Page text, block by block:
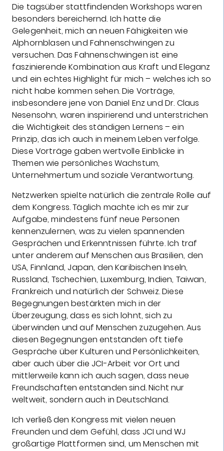
Die tagsüber stattfindenden Workshops waren
besonders bereichernd. Ich hatte die
Gelegenheit, mich an neuen Fähigkeiten wie
Alphornblasen und Fahnenschwingen zu
versuchen. Das Fahnenschwingen ist eine
faszinierende Kombination aus Kraft und Eleganz
und ein echtes Highlight für mich – welches ich so
nicht habe kommen sehen. Die Vorträge,
insbesondere jene von Daniel Enz und Dr. Claus
Nesensohn, waren inspirierend und unterstrichen
die Wichtigkeit des ständigen Lernens – ein
Prinzip, das ich auch in meinem Leben verfolge.
Diese Vorträge gaben wertvolle Einblicke in
Themen wie persönliches Wachstum,
Unternehmertum und soziale Verantwortung.
Netzwerken spielte natürlich die zentrale Rolle auf
dem Kongress. Täglich machte ich es mir zur
Aufgabe, mindestens fünf neue Personen
kennenzulernen, was zu vielen spannenden
Gesprächen und Erkenntnissen führte. Ich traf
unter anderem auf Menschen aus Brasilien, den
USA, Finnland, Japan, den Karibischen Inseln,
Russland, Tschechien, Luxemburg, Indien, Taiwan,
Frankreich und natürlich der Schweiz. Diese
Begegnungen bestärkten mich in der
Überzeugung, dass es sich lohnt, sich zu
überwinden und auf Menschen zuzugehen. Aus
diesen Begegnungen entstanden oft tiefe
Gespräche über Kulturen und Persönlichkeiten,
aber auch über die JCI-Arbeit vor Ort und
mittlerweile kann ich auch sagen, dass neue
Freundschaften entstanden sind. Nicht nur
weltweit, sondern auch in Deutschland.
Ich verließ den Kongress mit vielen neuen
Freunden und dem Gefühl, dass JCI und WJ
großartige Plattformen sind, um Menschen mit